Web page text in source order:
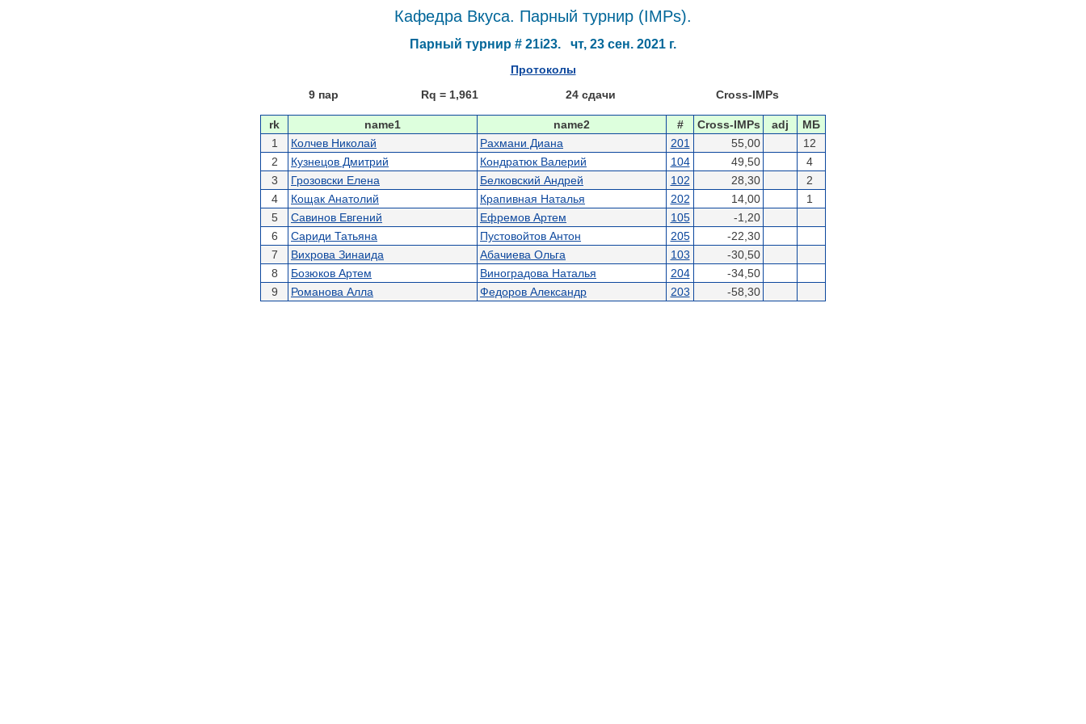
Кафедра Вкуса. Парный турнир (IMPs).
Парный турнир # 21i23. чт, 23 сен. 2021 г.
Протоколы
9 пар
Rq = 1,961 24 сдачи Cross-IMPs
rk name1 name2 # Cross-IMPs adj
МБ
1
Колчев Николай Рахмани Диана 201 55,00
12
2
Кузнецов Дмитрий Кондратюк Валерий 104 49,50
4
3
Грозовски Елена Белковский Андрей 102 28,30
2
4
Кощак Анатолий Крапивная Наталья 202 14,00
1
5
Савинов Евгений Ефремов Артем 105
-1,20
6
Сариди Татьяна Пустовойтов Антон 205
-22,30
7
Вихрова Зинаида Абачиева Ольга 103
-30,50
8
Бозюков Артем Виноградова Наталья 204
-34,50
9
Романова Алла Федоров Александр 203 -58,30